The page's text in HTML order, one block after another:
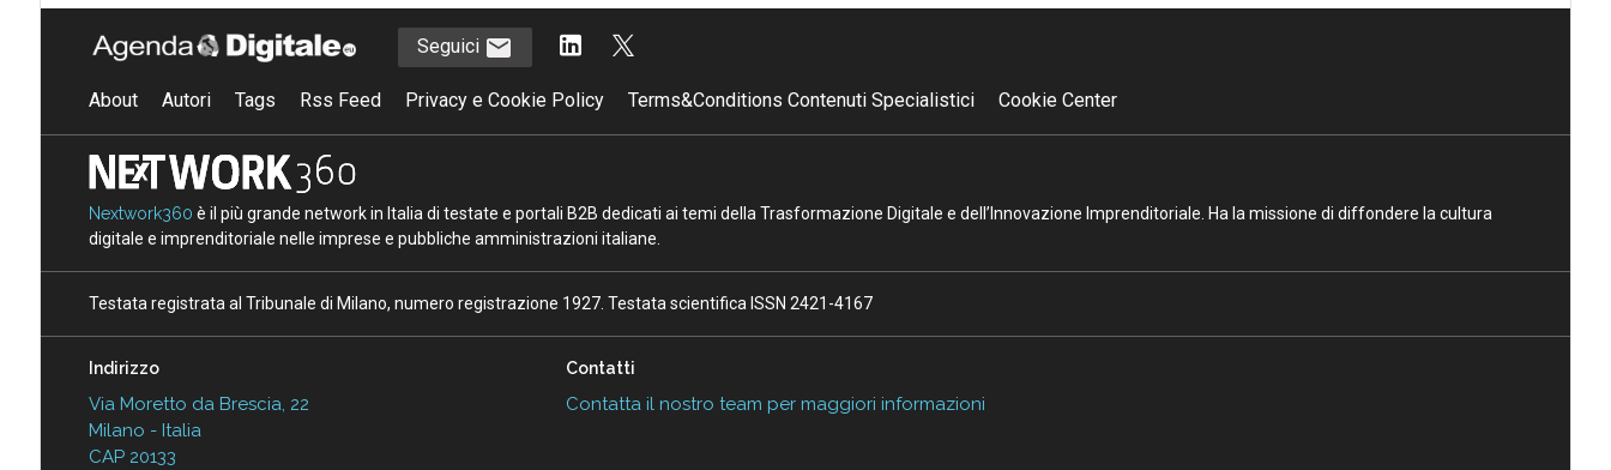
Seguici
About Autori Tags Rss Feed Privacy e Cookie Policy Terms&Conditions Contenuti Specialistici Cookie Center
Nextwork360 è il più grande network in Italia di testate e portali B2B dedicati ai temi della Trasformazione Digitale e dell’Innovazione Imprenditoriale. Ha la missione di diffondere la cultura
digitale e imprenditoriale nelle imprese e pubbliche amministrazioni italiane.
Testata registrata al Tribunale di Milano, numero registrazione 1927. Testata scientifica ISSN 2421-4167
Indirizzo
Via Moretto da Brescia, 22
Milano - Italia
CAP 20133
Contatti
Contatta il nostro team per maggiori informazioni